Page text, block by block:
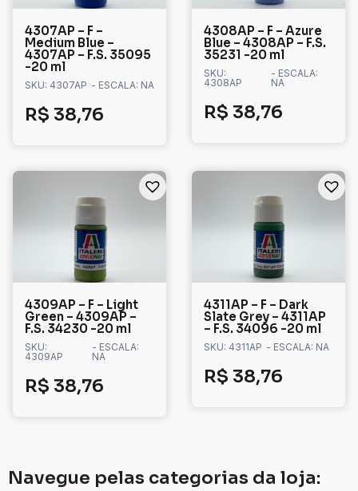
4307AP – F –
Medium Blue –
4307AP – F.S. 35095
-20 ml
SKU: 4307AP - ESCALA: NA
R$ 38,76
4308AP – F – Azure
Blue – 4308AP – F.S.
35231 -20 ml
SKU:
4308AP
- ESCALA:
NA
R$ 38,76
4309AP – F – Light
Green – 4309AP –
F.S. 34230 -20 ml
SKU:
4309AP
- ESCALA:
NA
R$ 38,76
4311AP – F – Dark
Slate Grey – 4311AP
– F.S. 34096 -20 ml
SKU: 4311AP - ESCALA: NA
R$ 38,76
Navegue pelas categorias da loja: